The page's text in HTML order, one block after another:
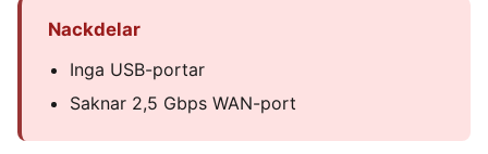
Nackdelar
Inga USB-portar
Saknar 2,5 Gbps WAN-port